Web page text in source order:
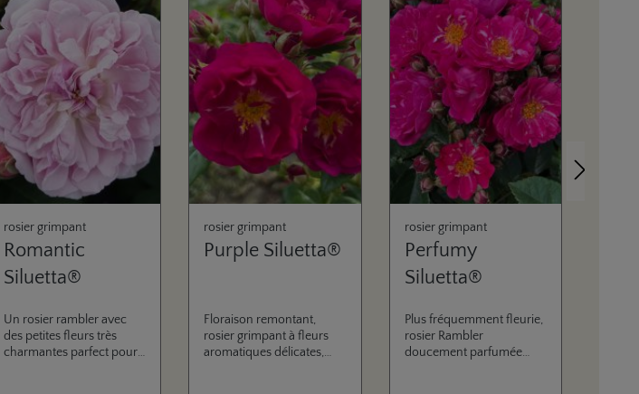
rosier grimpant
Romantic
Siluetta®
Un rosier rambler avec
des petites fleurs très
charmantes parfect pour
rosier grimpant
Purple Siluetta®
Floraison remontant,
rosier grimpant à fleurs
aromatiques délicates,
rosier grimpant
Perfumy
Siluetta®
Plus fréquemment fleurie,
rosier Rambler
doucement parfumée
Prochain